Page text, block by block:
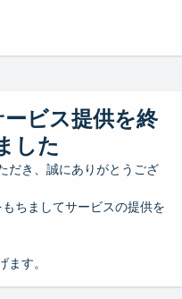
ービス提供を終
した
だき、誠にありがとうござ
ちましてサービスの提供を
す。